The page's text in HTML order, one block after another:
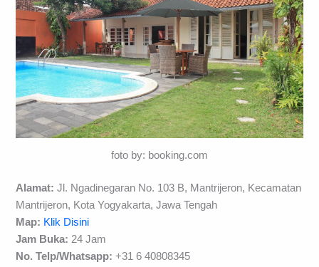
foto by: booking.com
Alamat:Jl. Ngadinegaran No. 103 B, Mantrijeron, Kecamatan
Mantrijeron, Kota Yogyakarta, Jawa Tengah
Map: Klik Disini
Jam Buka: 24 Jam
No. Telp/Whatsapp:+31 6 40808345